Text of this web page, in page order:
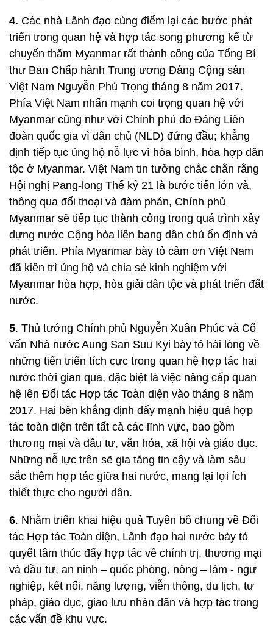
4. Các nhà Lãnh đạo cùng điểm lại các bước phát
triển trong quan hệ và hợp tác song phương kể từ
chuyến thăm Myanmar rất thành công của Tổng Bí
thư Ban Chấp hành Trung ương Đảng Cộng sản
Việt Nam Nguyễn Phú Trọng tháng 8 năm 2017.
Phía Việt Nam nhấn mạnh coi trọng quan hệ với
Myanmar cũng như với Chính phủ do Đảng Liên
đoàn quốc gia vì dân chủ (NLD) đứng đầu; khẳng
định tiếp tục ủng hộ nỗ lực vì hòa bình, hòa hợp dân
tộc ở Myanmar. Việt Nam tin tưởng chắc chắn rằng
Hội nghị Pang-long Thế kỷ 21 là bước tiến lớn và,
thông qua đối thoại và đàm phán, Chính phủ
Myanmar sẽ tiếp tục thành công trong quá trình xây
dựng nước Cộng hòa liên bang dân chủ ổn định và
phát triển. Phía Myanmar bày tỏ cảm ơn Việt Nam
đã kiên trì ủng hộ và chia sẻ kinh nghiệm với
Myanmar hòa hợp, hòa giải dân tộc và phát triển đất
nước.
5. Thủ tướng Chính phủ Nguyễn Xuân Phúc và Cố
vấn Nhà nước Aung San Suu Kyi bày tỏ hài lòng về
những tiến triển tích cực trong quan hệ hợp tác hai
nước thời gian qua, đặc biệt là việc nâng cấp quan
hệ lên Đối tác Hợp tác Toàn diện vào tháng 8 năm
2017. Hai bên khẳng định đẩy mạnh hiệu quả hợp
tác toàn diện trên tất cả các lĩnh vực, bao gồm
thương mại và đầu tư, văn hóa, xã hội và giáo dục.
Những nỗ lực trên sẽ gia tăng tin cậy và làm sâu
sắc thêm hợp tác giữa hai nước, mang lại lợi ích
thiết thực cho người dân.
6. Nhằm triển khai hiệu quả Tuyên bố chung về Đối
tác Hợp tác Toàn diện, Lãnh đạo hai nước bày tỏ
quyết tâm thúc đẩy hợp tác về chính trị, thương mại
và đầu tư, an ninh – quốc phòng, nông – lâm - ngư
nghiệp, kết nối, năng lượng, viễn thông, du lịch, tư
pháp, giáo dục, giao lưu nhân dân và hợp tác trong
các vấn đề khu vực.